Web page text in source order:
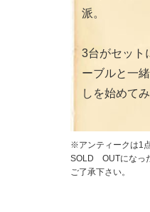
派。
3台がセット
ーブルと一
しを始めて
※アンティークは1
SOLD OUTになっ
ご了承下さい。